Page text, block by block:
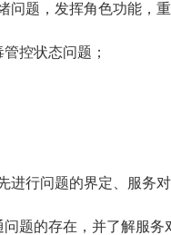
问题，发挥角色功能，
控状态问题；
进行问题的界定、服务
题的存在，并了解服务